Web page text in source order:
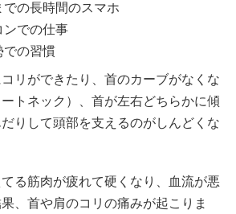
の習慣
リができたり、首のカーブがなくな
トネック）、首が左右どちらかに傾
る筋肉が疲れて硬くなり、血流が悪
、首や肩のコリの痛みが起こりま